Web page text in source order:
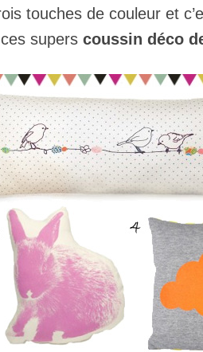
touches de couleur et
supers coussin déco